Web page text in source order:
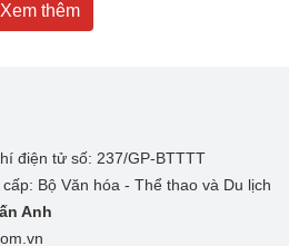
Xem thêm
điện tử số: 237/GP-BTTTT
Bộ Văn hóa - Thể thao và Du lịch
Anh